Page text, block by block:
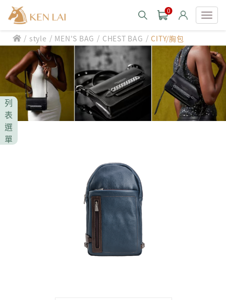
0
款式分類 style
男士包款 MEN'S BAG
男士夾款 MEN'S WALLET
男士皮帶 MEN'S BELT
中性商品 UNISEX BAG/SLG
皮革保養 LEATHER CARE
CHIARUGI
男士包款 MEN'S BAG
男士夾款 MEN'S WALLET
男士皮帶 MEN'S BELT
女士夾款 LADIES' WALLET
中性商品 UNISEX BAG/SLG
CUMAR
女士包款 LADIES' BAG
女士夾款 LADIES' WALLET
中性商品 UNISEX BAG/SLG
Roberta di Camerino
男士夾款 MEN'S WALLET
男士皮帶 MEN'S BELT
女士包款 LADIES' BAG
女士夾款 LADIES' WALLET
中性商品 UNISEX BAG/SLG
男士包款 MEN'S BAG
男士夾款 MEN'S WALLET
男士皮帶 MEN'S BELT
女士包款 LADIES' BAG
期間限定 limited edition
珍藏 THE BRIDGE (TB SPECIAL)
男士包款 MEN'S BAG
男士夾款 MEN'S WALLET
/ style / MEN'S BAG / CHEST BAG / CITY/胸包
列
表
選
單